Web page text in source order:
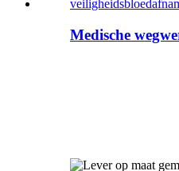
Medische